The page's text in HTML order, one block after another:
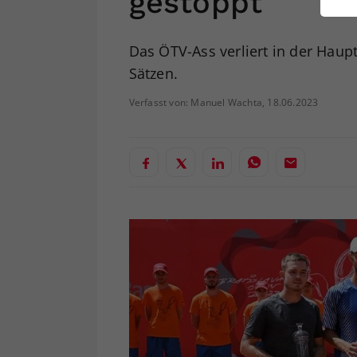
Das ÖTV-Ass verliert in der
Sätzen.
Verfasst von: Manuel Wachta, 18.06.2023